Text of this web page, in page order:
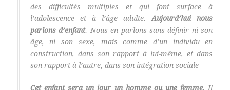
des difficultés multiples et qui font surface à
l’adolescence et à l’âge adulte.Aujourd’hui nous
parlons d’enfant. Nous en parlons sans définir ni son
âge, ni son sexe, mais comme d’un individu en
construction, dans son rapport à lui-même, et dans
son rapport à l’autre, dans son intégration sociale
Cet enfant sera un jour un homme ou une femme. Il